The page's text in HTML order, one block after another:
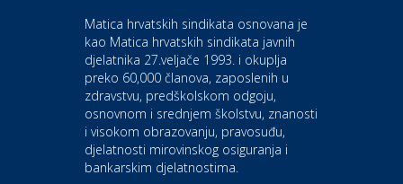
Bistrica
Auto-moto i tehnika
CIAK Auto d.o.o.
Kultura i edukacija
Kazalište Gavella
Matica hrvatskih sindikata osnovana je
kao Matica hrvatskih sindikata javnih
djelatnika 27.veljače 1993. i okuplja
preko 60,000 članova, zaposlenih u
zdravstvu, predškolskom odgoju,
osnovnom i srednjem školstvu, znanosti
i visokom obrazovanju, pravosuđu,
djelatnosti mirovinskog osiguranja i
bankarskim djelatnostima.